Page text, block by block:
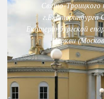
Свято-Троицкого
г.Екатеринбурга
Екатеринбургской
Церкви